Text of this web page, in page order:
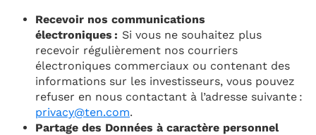
Recevoir nos communications
électroniques : Si vous ne souhaitez plus
recevoir régulièrement nos courriers
électroniques commerciaux ou contenant des
informations sur les investisseurs, vous pouvez
refuser en nous contactant à l’adresse suivante :
privacy@ten.com.
Partage des Données à caractère personnel